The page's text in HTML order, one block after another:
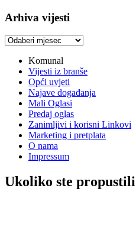
Arhiva vijesti
Arhiva
Komunal
Vijesti iz branše
Opći uvjeti
Najave događanja
Mali Oglasi
Predaj oglas
Zanimljivi i korisni Linkovi
Marketing i pretplata
O nama
Impressum
Ukoliko ste propustili